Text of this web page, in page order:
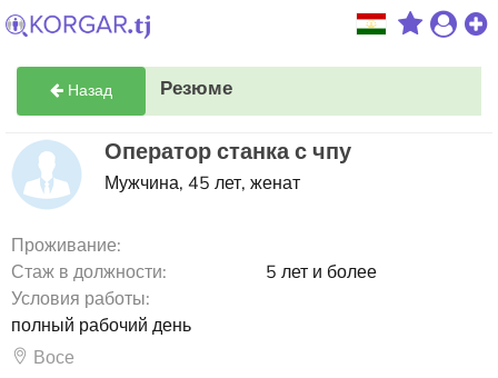
Назад Резюме
Оператор станка с чпу
Мужчина, 45 лет, женат
Проживание:
Стаж в должности:
5 лет и более
Условия работы:
полный рабочий день
Восе